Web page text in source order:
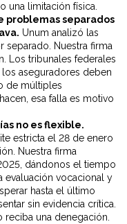
una limitación física.
problemas separados
Unum analizó las
separado. Nuestra firma
Los tribunales federales
aseguradores deben
de múltiples
esa falla es motivo
no es flexible.
estricta el 28 de enero
Nuestra firma
dándonos el tiempo
evaluación vocacional y
hasta el último
sin evidencia crítica.
una denegación.